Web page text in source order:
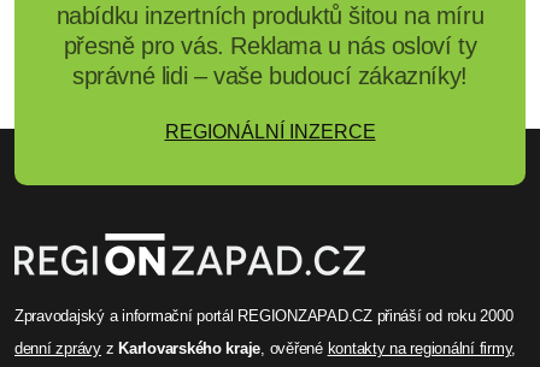
nabídku inzertních produktů šitou na míru
přesně pro vás. Reklama u nás osloví ty
správné lidi – vaše budoucí zákazníky!
REGIONÁLNÍ INZERCE
Zpravodajský a informační portál REGIONZAPAD.CZ přináší od roku 2000
denní zprávyzKarlovarského kraje , ověřené kontakty na regionální firmy,